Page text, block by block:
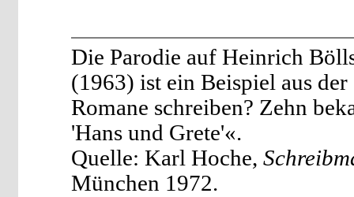
Die Parodie auf Heinrich
(1963) ist ein Beispiel aus
Romane schreiben? Zehn
'Hans und Grete'«.
Quelle: Karl Hoche,
München 1972.